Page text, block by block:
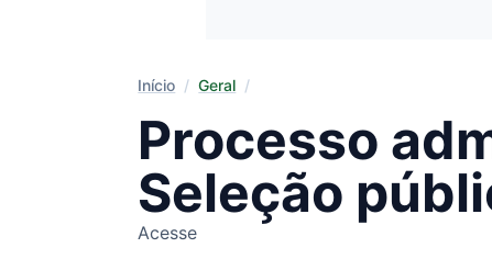
Início /Geral /
Processo
Seleção
Acesse